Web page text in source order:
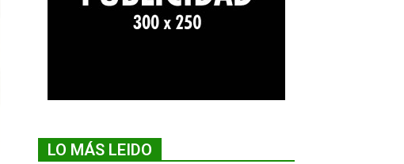
LO MÁS LEIDO